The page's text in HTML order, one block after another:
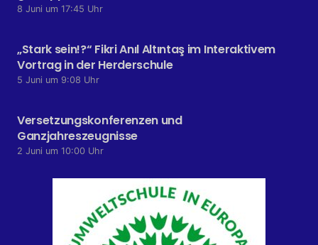
8 Juni um 17:45 Uhr
„Stark sein!?“ Fikri Anıl Altıntaş im Interaktivem
Vortrag in der Herderschule
5 Juni um 9:08 Uhr
Versetzungskonferenzen und
Ganzjahreszeugnisse
2 Juni um 10:00 Uhr